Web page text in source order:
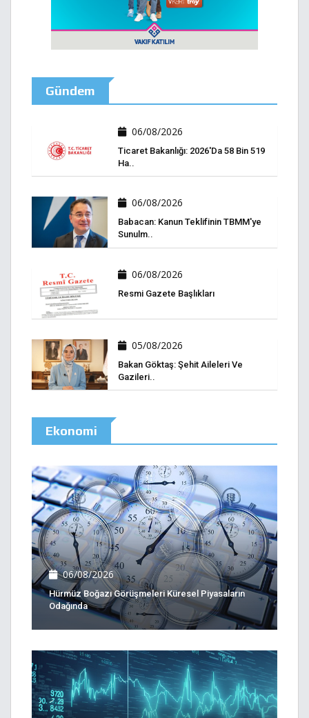
Gündem
06/08/2026
Ticaret Bakanlığı: 2026'da 58 Bin 519
Ha..
06/08/2026
Babacan: Kanun Teklifinin TBMM'ye
Sunulm..
06/08/2026
Resmi Gazete Başlıkları
05/08/2026
Bakan Göktaş: Şehit Aileleri Ve
Gazileri..
Ekonomi
06/08/2026
Hürmüz Boğazı Görüşmeleri Küresel Piyasaların
Odağında